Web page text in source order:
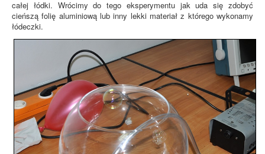
całej łódki. Wrócimy do tego eksperymentu jak uda się zdobyć
cieńszą folię aluminiową lub inny lekki materiał z którego wykonamy
łódeczki.